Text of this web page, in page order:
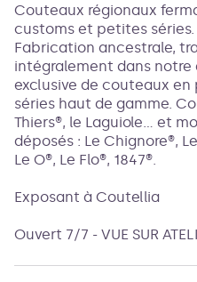
Couteaux régionaux
customs et petites séries.
Fabrication ancestrale,
intégralement dans notre
exclusive de couteaux
séries haut de gamme.
Thiers®, le Laguiole... et
déposés : Le Chignore®,
Le O®, Le Flo®, 1847®.
Exposant à Coutellia
Ouvert 7/7 - VUE SUR